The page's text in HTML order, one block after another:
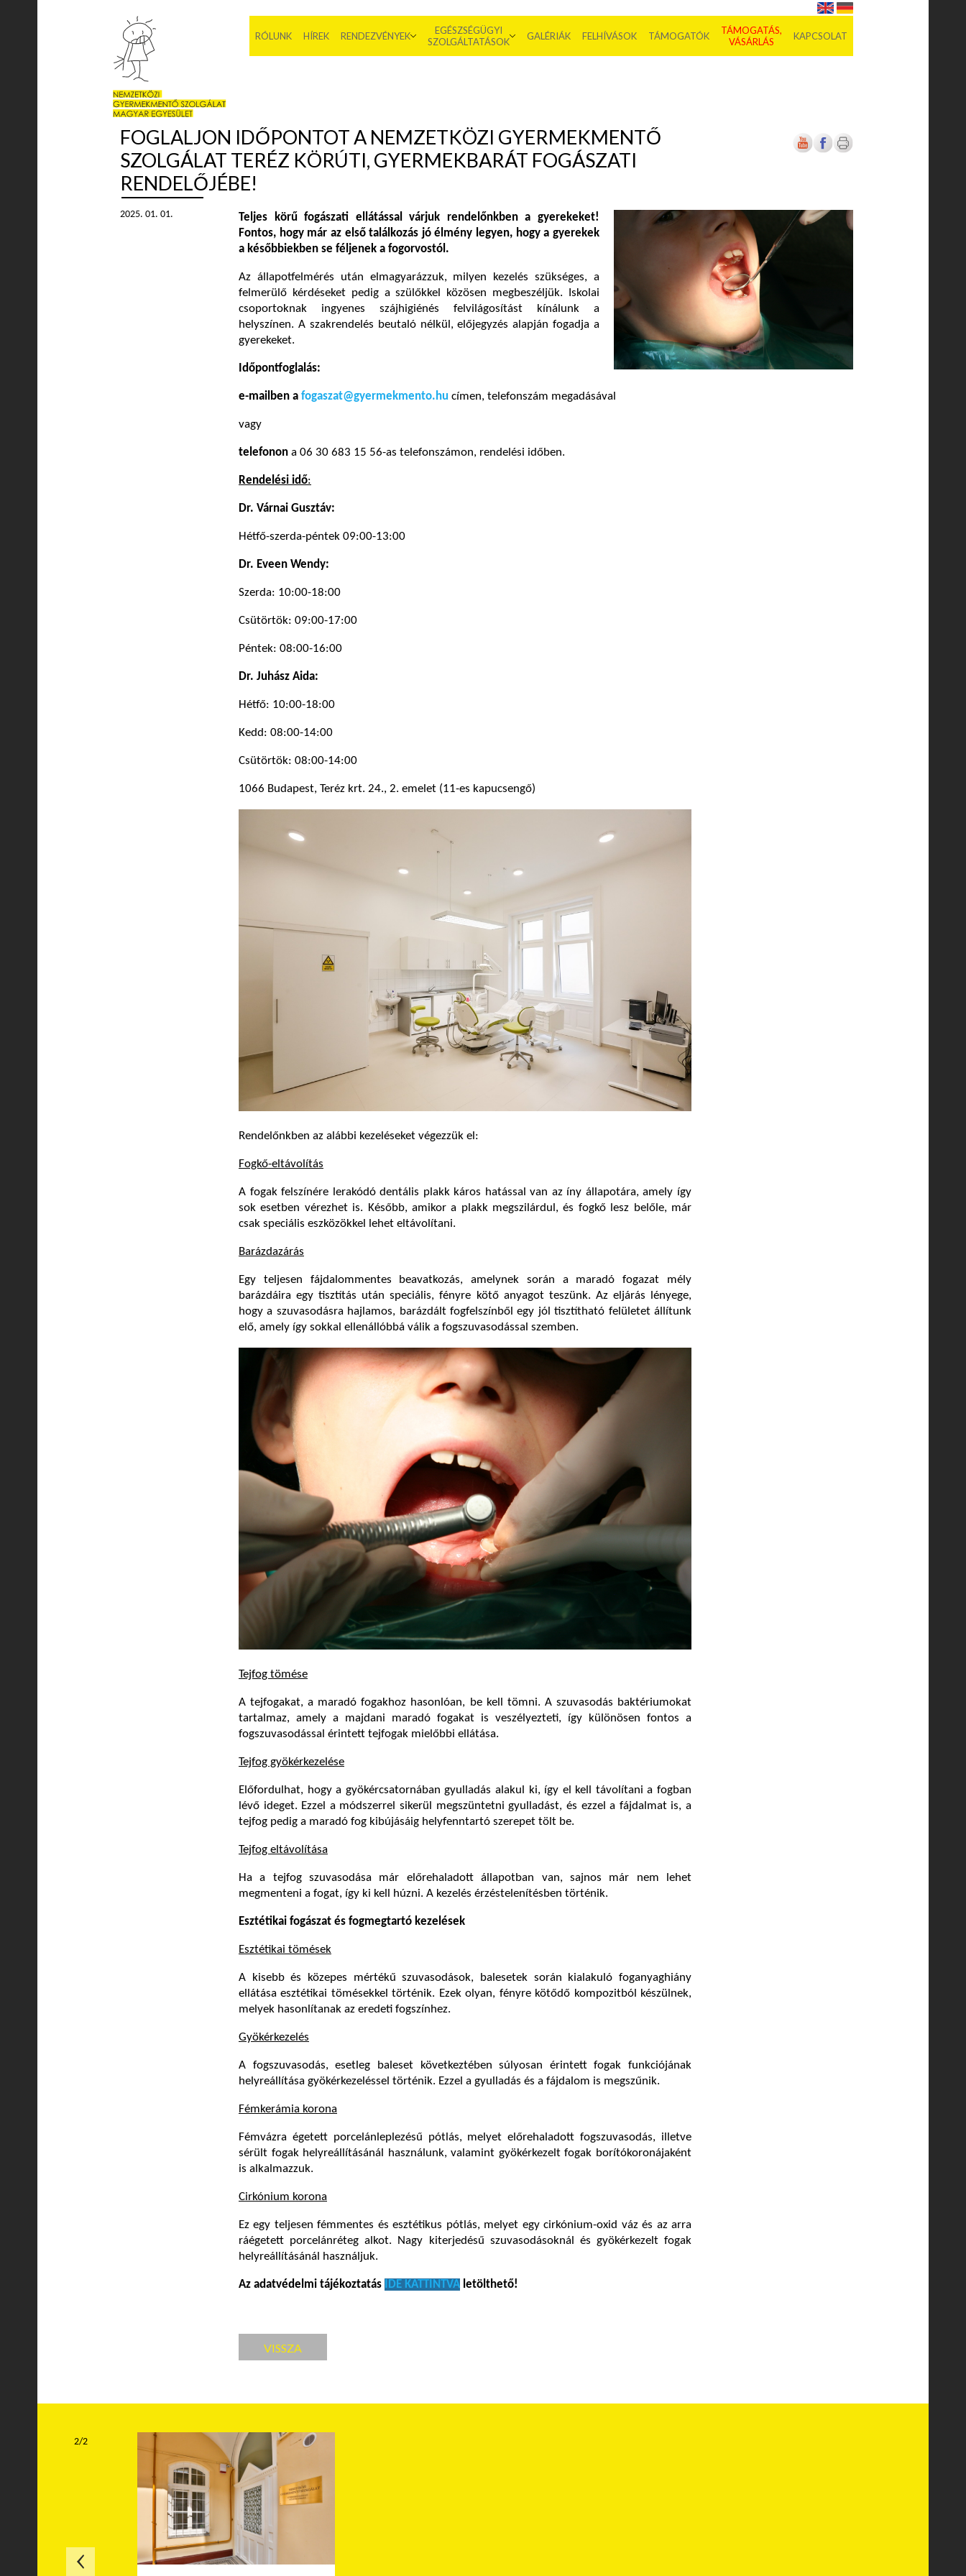
RÓLUNK HÍREK RENDEZVÉNYEK
EGÉSZSÉGÜGYI
SZOLGÁLTATÁSOK
GALÉRIÁK FELHÍVÁSOK TÁMOGATÓK
TÁMOGATÁS,
VÁSÁRLÁS
KAPCSOLAT
FOGLALJON IDŐPONTOT A NEMZETKÖZI GYERMEKMENTŐ
SZOLGÁLAT TERÉZ KÖRÚTI, GYERMEKBARÁT FOGÁSZATI
RENDELŐJÉBE!
2025. 01. 01.
Teljes körű fogászati ellátással várjuk rendelőnkben a gyerekeket!
Fontos, hogy már az első találkozás jó élmény legyen, hogy a gyerekek
a későbbiekben se féljenek a fogorvostól.
Az állapotfelmérés után elmagyarázzuk, milyen kezelés szükséges, a
felmerülő kérdéseket pedig a szülőkkel közösen megbeszéljük. Iskolai
csoportoknak ingyenes szájhigiénés felvilágosítást kínálunk a
helyszínen. A szakrendelés beutaló nélkül, előjegyzés alapján fogadja a
gyerekeket.
Időpontfoglalás:
e-mailben a fogaszat@gyermekmento.hu címen, telefonszám megadásával
vagy
telefonon a 06 30 683 15 56-as telefonszámon, rendelési időben.
Rendelési idő:
Dr. Várnai Gusztáv:
Hétfő-szerda-péntek 09:00-13:00
Dr. Eveen Wendy:
Szerda: 10:00-18:00
Csütörtök: 09:00-17:00
Péntek: 08:00-16:00
Dr. Juhász Aida:
Hétfő: 10:00-18:00
Kedd: 08:00-14:00
Csütörtök: 08:00-14:00
1066 Budapest, Teréz krt. 24., 2. emelet (11-es kapucsengő)
Rendelőnkben az alábbi kezeléseket végezzük el:
Fogkő-eltávolítás
A fogak felszínére lerakódó dentális plakk káros hatással van az íny állapotára, amely így
sok esetben vérezhet is. Később, amikor a plakk megszilárdul, és fogkő lesz belőle, már
csak speciális eszközökkel lehet eltávolítani.
Barázdazárás
Egy teljesen fájdalommentes beavatkozás, amelynek során a maradó fogazat mély
barázdáira egy tisztítás után speciális, fényre kötő anyagot teszünk. Az eljárás lényege,
hogy a szuvasodásra hajlamos, barázdált fogfelszínből egy jól tisztítható felületet állítunk
elő, amely így sokkal ellenállóbbá válik a fogszuvasodással szemben.
Tejfog tömése
A tejfogakat, a maradó fogakhoz hasonlóan, be kell tömni. A szuvasodás baktériumokat
tartalmaz, amely a majdani maradó fogakat is veszélyezteti, így különösen fontos a
fogszuvasodással érintett tejfogak mielőbbi ellátása.
Tejfog gyökérkezelése
Előfordulhat, hogy a gyökércsatornában gyulladás alakul ki, így el kell távolítani a fogban
lévő ideget. Ezzel a módszerrel sikerül megszüntetni gyulladást, és ezzel a fájdalmat is, a
tejfog pedig a maradó fog kibújásáig helyfenntartó szerepet tölt be.
Tejfog eltávolítása
Ha a tejfog szuvasodása már előrehaladott állapotban van, sajnos már nem lehet
megmenteni a fogat, így ki kell húzni. A kezelés érzéstelenítésben történik.
Esztétikai fogászat és fogmegtartó kezelések
Esztétikai tömések
A kisebb és közepes mértékű szuvasodások, balesetek során kialakuló foganyaghiány
ellátása esztétikai tömésekkel történik. Ezek olyan, fényre kötődő kompozitból készülnek,
melyek hasonlítanak az eredeti fogszínhez.
Gyökérkezelés
A fogszuvasodás, esetleg baleset következtében súlyosan érintett fogak funkciójának
helyreállítása gyökérkezeléssel történik. Ezzel a gyulladás és a fájdalom is megszűnik.
Fémkerámia korona
Fémvázra égetett porcelánleplezésű pótlás, melyet előrehaladott fogszuvasodás, illetve
sérült fogak helyreállításánál használunk, valamint gyökérkezelt fogak borítókoronájaként
is alkalmazzuk.
Cirkónium korona
Ez egy teljesen fémmentes és esztétikus pótlás, melyet egy cirkónium-oxid váz és az arra
ráégetett porcelánréteg alkot. Nagy kiterjedésű szuvasodásoknál és gyökérkezelt fogak
helyreállításánál használjuk.
Az adatvédelmi tájékoztatás IDE KATTINTVAletölthető!
VISSZA
2/2